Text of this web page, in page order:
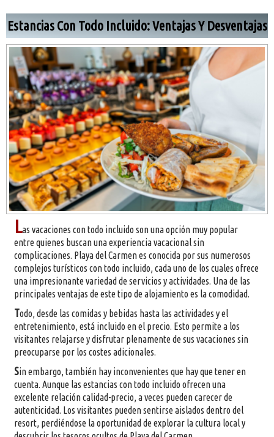
Estancias Con Todo Incluido: Ventajas Y Desventajas
Las vacaciones con todo incluido son una opción muy popular
entre quienes buscan una experiencia vacacional sin
complicaciones. Playa del Carmen es conocida por sus numerosos
complejos turísticos con todo incluido, cada uno de los cuales ofrece
una impresionante variedad de servicios y actividades. Una de las
principales ventajas de este tipo de alojamiento es la comodidad.
Todo, desde las comidas y bebidas hasta las actividades y el
entretenimiento, está incluido en el precio. Esto permite a los
visitantes relajarse y disfrutar plenamente de sus vacaciones sin
preocuparse por los costes adicionales.
Sin embargo, también hay inconvenientes que hay que tener en
cuenta. Aunque las estancias con todo incluido ofrecen una
excelente relación calidad-precio, a veces pueden carecer de
autenticidad. Los visitantes pueden sentirse aislados dentro del
resort, perdiéndose la oportunidad de explorar la cultura local y